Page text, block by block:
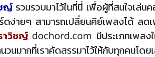
ญ์ รวมรวบมาไว้ในที่นี่ เพื่อผู้ที่สนใจเล่
ดง่ายๆ สามารถเปลี่ยนคีย์เพลงได้ ล
วิชญ์ dochord.com มีประเภทเพล
นมากที่เราคัดสรรมาไว้ให้กับทุกคนโด